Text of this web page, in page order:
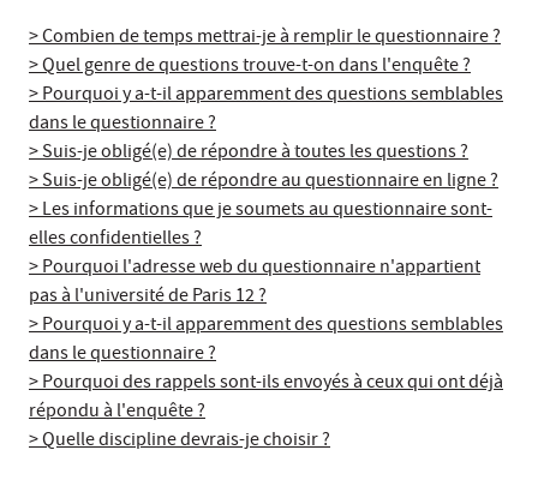
> Combien de temps mettrai-je à remplir le questionnaire ?
> Quel genre de questions trouve-t-on dans l'enquête ?
> Pourquoi y a-t-il apparemment des questions semblables
dans le questionnaire ?
> Suis-je obligé(e) de répondre à toutes les questions ?
> Suis-je obligé(e) de répondre au questionnaire en ligne ?
> Les informations que je soumets au questionnaire sont-
elles confidentielles ?
> Pourquoi l'adresse web du questionnaire n'appartient
pas à l'université de Paris 12 ?
> Pourquoi y a-t-il apparemment des questions semblables
dans le questionnaire ?
> Pourquoi des rappels sont-ils envoyés à ceux qui ont déjà
répondu à l'enquête ?
> Quelle discipline devrais-je choisir ?